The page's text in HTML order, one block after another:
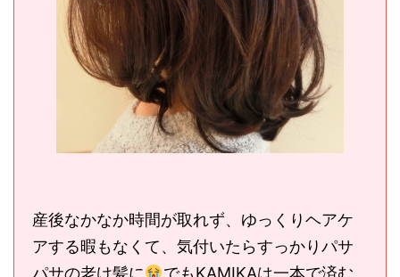
産後なかなか時間が取れず、ゆっくりヘアケ
アする暇もなくて、気付いたらすっかりパサ
パサの老け髪に
でもKAMIKAは一本で済む